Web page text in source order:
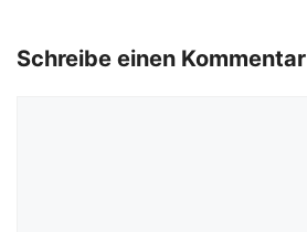
Schreibe einen Kommentar